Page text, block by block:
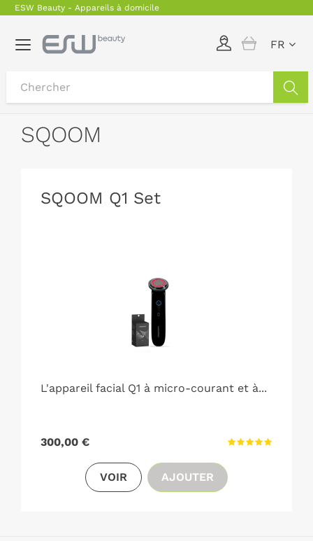
ESW Beauty - Appareils à domicile
Basculer
navigation
FR
SQOOM
SQOOM Q1 Set
L'appareil facial Q1 à micro-courant et à...
Prix
300,00 €
VOIR AJOUTER